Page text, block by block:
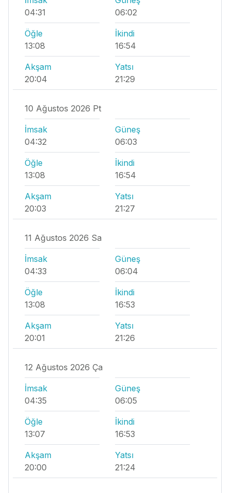
04:31
06:02
Öğle
13:08
İkindi
16:54
Akşam
20:04
Yatsı
21:29
10 Ağustos 2026 Pt
İmsak
04:32
Güneş
06:03
Öğle
13:08
İkindi
16:54
Akşam
20:03
Yatsı
21:27
11 Ağustos 2026 Sa
İmsak
04:33
Güneş
06:04
Öğle
13:08
İkindi
16:53
Akşam
20:01
Yatsı
21:26
12 Ağustos 2026 Ça
İmsak
04:35
Güneş
06:05
Öğle
13:07
İkindi
16:53
Akşam
20:00
Yatsı
21:24